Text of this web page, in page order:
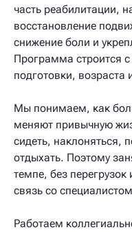
часть реабилитации,
восстановление
снижение боли и
Программа строится
подготовки, возраста
Мы понимаем, как
меняют привычную
сидеть, наклоняться,
отдыхать. Поэтому
темпе, без
связь со
Работаем